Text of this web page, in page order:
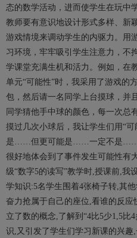
态的数学活动，进而使学生在玩中
教师要有意识地设计形式多样、新
游戏情境来调动学生的内驱力。用
习环境，牢牢吸引学生注意力，不
学课堂充满生机和活力。例如，在
单元“可能性”时，我采用了游戏的
包，然后请一名同学上台摸球，并
同学猜他手中球的颜色，每一次总
摸过几次小球后，我让学生们用
是……但更可能是……一定不是……”
很好地体会到了事件发生可能性有
级“数字5的读写”教学时,授课前,我
学知识:5名学生围着4张椅子转,其
奋力抢属于自己的座位,看谁的反
立了数的概念,了解到“4比5少1,5比
识,又引发了学生们学习新课的兴